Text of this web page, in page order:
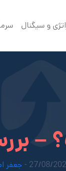
و سیگنال
جعفر